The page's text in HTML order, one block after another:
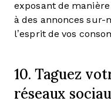
exposant de
à des annonces sur-
l’esprit de vos
10. Taguez
réseaux